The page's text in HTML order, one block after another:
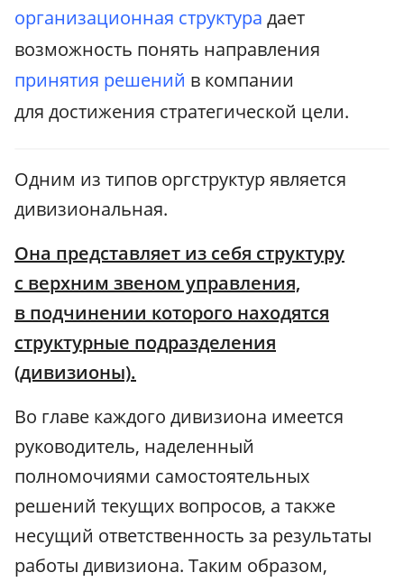
организационная структура дает
возможность понять направления
принятия решений в компании
для достижения стратегической цели.
Одним из типов оргструктур является
дивизиональная.
Она представляет из себя структуру
с верхним звеном управления,
в подчинении которого находятся
структурные подразделения
(дивизионы).
Во главе каждого дивизиона имеется
руководитель, наделенный
полномочиями самостоятельных
решений текущих вопросов, а также
несущий ответственность за результаты
работы дивизиона. Таким образом,